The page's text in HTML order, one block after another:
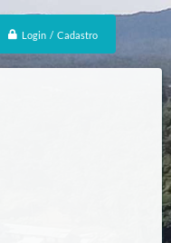
Login / Cadastro